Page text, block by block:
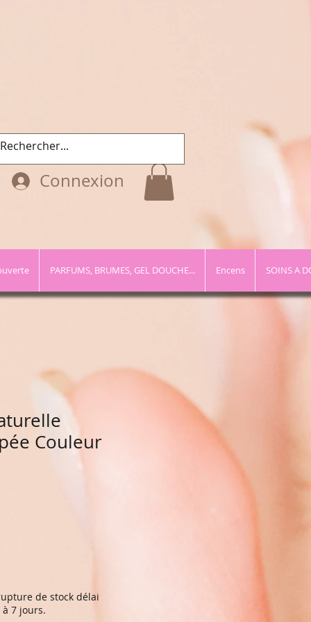
Connexion
PARFUMS, BRUMES, GEL DOUCHE... Encens SOINS A
Couleur
de stock délai
7 jours.